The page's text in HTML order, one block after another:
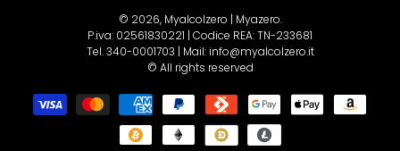
© 2026, Myalcolzero | Myazero.
P.iva: 02561830221 | Codice REA: TN-233681
Tel. 340-0001703 | Mail: info@myalcolzero.it
© All rights reserved